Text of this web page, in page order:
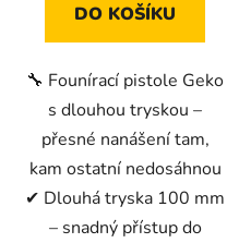
DO KOŠÍKU
🔧 Founírací pistole Geko
s dlouhou tryskou –
přesné nanášení tam,
kam ostatní nedosáhnou
✔ Dlouhá tryska 100 mm
– snadný přístup do